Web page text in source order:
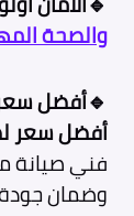
والصحة
🔹أفضل سعر
أفضل سعر
فني صيانة
وضمان